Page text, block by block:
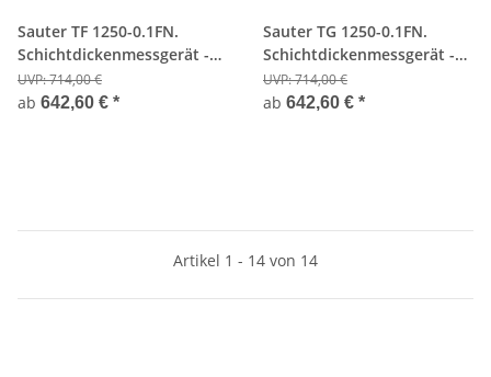
Sauter TF 1250-0.1FN.
Schichtdickenmessgerät -
Kombinationsgerät -
Premium
UVP:714,00 €
ab 642,60 € *
Sauter TG 1250-0.1FN.
Schichtdickenmessgerät -
Kombinationsgerät -
Premium
UVP:714,00 €
ab 642,60 € *
Artikel 1 - 14 von 14